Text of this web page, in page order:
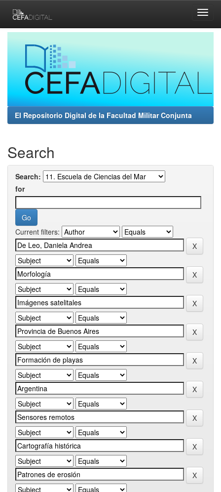
navigation
El Repositorio Digital de la Facultad Militar Conjunta
Search
Search:
for
Current filters: